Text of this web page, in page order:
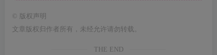
©
版权声明
文章版权归作者所有，未经允许请勿转载。
THE END